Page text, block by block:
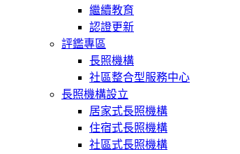
繼續教育
認證更新
評鑑專區
長照機構
社區整合型服務中心
長照機構設立
居家式長照機構
住宿式長照機構
社區式長照機構